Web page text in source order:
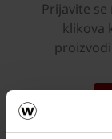
Prijavite
klikova